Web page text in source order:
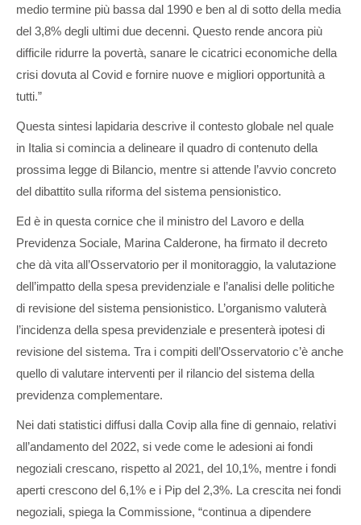
medio termine più bassa dal 1990 e ben al di sotto della media
del 3,8% degli ultimi due decenni. Questo rende ancora più
difficile ridurre la povertà, sanare le cicatrici economiche della
crisi dovuta al Covid e fornire nuove e migliori opportunità a
tutti.”
Questa sintesi lapidaria descrive il contesto globale nel quale
in Italia si comincia a delineare il quadro di contenuto della
prossima legge di Bilancio, mentre si attende l’avvio concreto
del dibattito sulla riforma del sistema pensionistico.
Ed è in questa cornice che il ministro del Lavoro e della
Previdenza Sociale, Marina Calderone, ha firmato il decreto
che dà vita all’Osservatorio per il monitoraggio, la valutazione
dell’impatto della spesa previdenziale e l’analisi delle politiche
di revisione del sistema pensionistico. L’organismo valuterà
l’incidenza della spesa previdenziale e presenterà ipotesi di
revisione del sistema. Tra i compiti dell’Osservatorio c’è anche
quello di valutare interventi per il rilancio del sistema della
previdenza complementare.
Nei dati statistici diffusi dalla Covip alla fine di gennaio, relativi
all’andamento del 2022, si vede come le adesioni ai fondi
negoziali crescano, rispetto al 2021, del 10,1%, mentre i fondi
aperti crescono del 6,1% e i Pip del 2,3%. La crescita nei fondi
negoziali, spiega la Commissione, “continua a dipendere